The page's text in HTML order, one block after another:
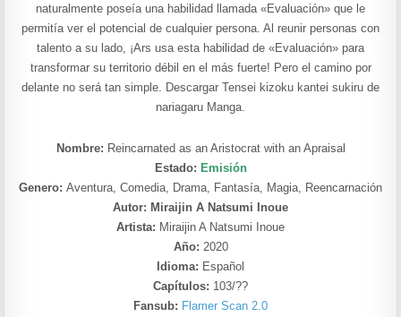
naturalmente poseía una habilidad llamada «Evaluación» que le
permitía ver el potencial de cualquier persona. Al reunir personas con
talento a su lado, ¡Ars usa esta habilidad de «Evaluación» para
transformar su territorio débil en el más fuerte! Pero el camino por
delante no será tan simple. Descargar Tensei kizoku kantei sukiru de
nariagaru Manga.
Nombre: Reincarnated as an Aristocrat with an Apraisal
Estado: Emisión
Genero: Aventura, Comedia, Drama, Fantasía, Magia, Reencarnación
Autor: Miraijin A Natsumi Inoue
Artista: Miraijin A Natsumi Inoue
Año: 2020
Idioma: Español
Capítulos: 103/??
Fansub: Flamer Scan 2.0